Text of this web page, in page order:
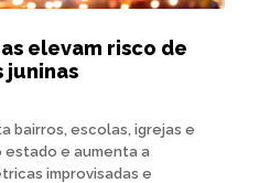
elevam risco de
juninas
bairros, escolas, igrejas e
estado e aumenta a
improvisadas e